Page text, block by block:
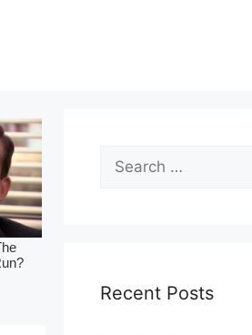
Search
for:
Recent Posts